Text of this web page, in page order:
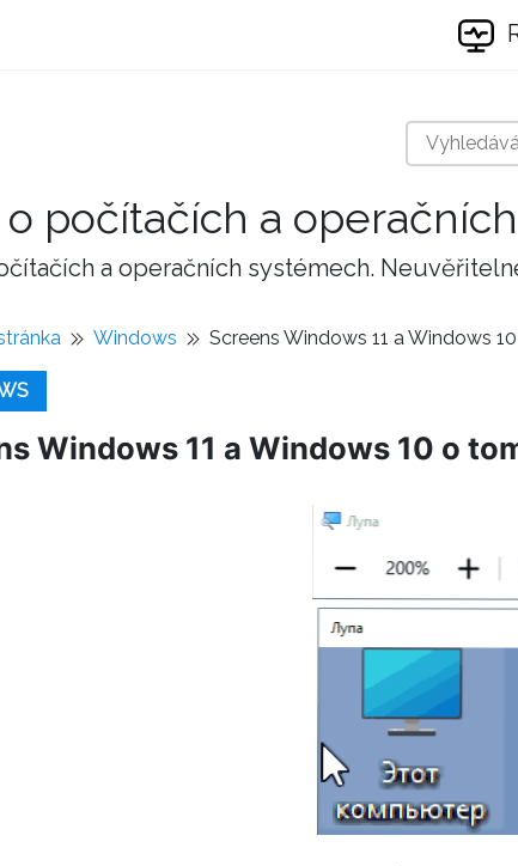
o počítačích a
a operačních systémech.
Windows Screens Windows 11 a Windows
Windows 11 a Windows 10 o